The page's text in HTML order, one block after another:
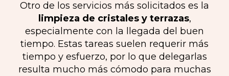
Otro de los servicios más solicitados es la
limpieza de cristales y terrazas,
especialmente con la llegada del buen
tiempo. Estas tareas suelen requerir más
tiempo y esfuerzo, por lo que delegarlas
resulta mucho más cómodo para muchas